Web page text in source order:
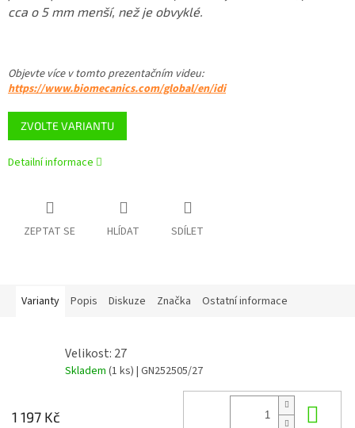
ZVOLTE VARIANTU
cca o 5 mm menší, než je obvyklé.
Objevte více v tomtoprezentačním videu:
https://www.biomecanics.com/global/en/idi
Detailní informace
ZEPTAT SE HLÍDAT SDÍLET
Varianty Popis Diskuze Značka Ostatní informace
Velikost: 27
Skladem (1 ks) | GN252505/27
1 197 Kč